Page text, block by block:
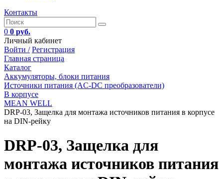
Контакты
0 0 руб.
Личный кабинет
Войти / Регистрация
Главная страница
Каталог
Аккумуляторы, блоки питания
Источники питания (AC-DC преобразователи)
В корпусе
MEAN WELL
DRP-03, Защелка для монтажа источников питания в корпусе
на DIN-рейку
DRP-03, Защелка для
монтажа источников питания